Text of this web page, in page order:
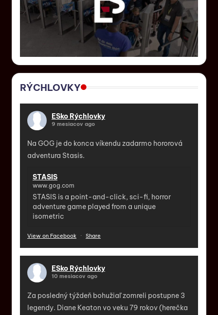
RÝCHLOVKY
ESko Rýchlovky
9 mesiacov ago
Na GOG je do konca víkendu zadarmo hororová
adventura Stasis.
STASIS
www.gog.com
STASIS is a point-and-click, sci-fi, horror
adventure game played from a unique
isometric
View on Facebook · Share
ESko Rýchlovky
10 mesiacov ago
Za posledný týždeň bohužiaľ zomreli postupne 3
legendy. Diane Keaton vo veku 79 rokov (herečka